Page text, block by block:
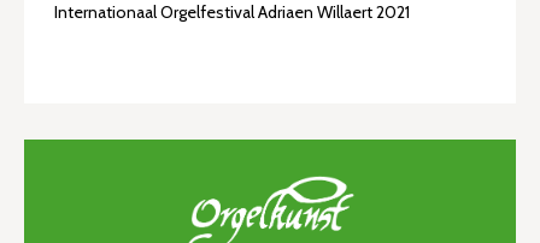
Internationaal Orgelfestival Adriaen Willaert 2021